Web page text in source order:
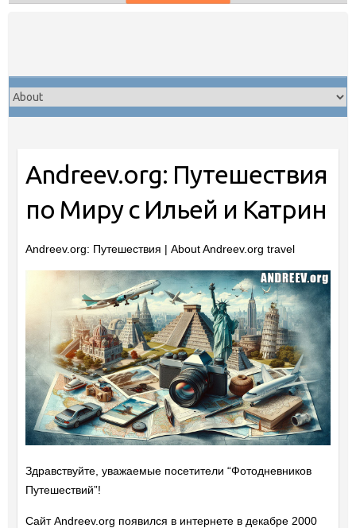
Andreev.org: Путешествия
по Миру с Ильей и Катрин
Andreev.org: Путешествия | About Andreev.org travel
Здравствуйте, уважаемые посетители “Фотодневников
Путешествий”!
Сайт Andreev.org появился в интернете в декабре 2000